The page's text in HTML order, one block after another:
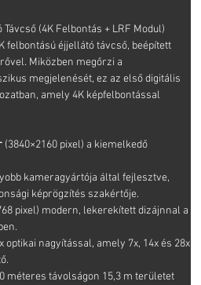
(4K Felbontás + LRF Modul)
felbontású éjjellátó távcső, beépített
Miközben megőrzi a
megjelenését, ez az első digitális
amely 4K képfelbontással
(3840×2160 pixel) a kiemelkedő
kameragyártója által fejlesztve,
képrögzítés szakértője.
pixel) modern, lekerekített dizájnnal a
optikai nagyítással, amely 7x, 14x és 28x
méteres távolságon 15,3 m területet